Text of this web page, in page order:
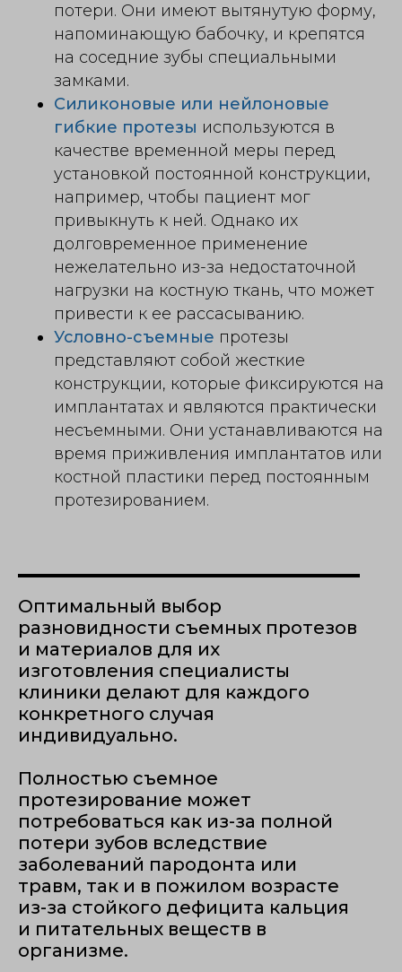
потери. Они имеют вытянутую форму,
напоминающую бабочку, и крепятся
на соседние зубы специальными
замками.
Силиконовые или нейлоновые
гибкие протезы используются в
качестве временной меры перед
установкой постоянной конструкции,
например, чтобы пациент мог
привыкнуть к ней. Однако их
долговременное применение
нежелательно из-за недостаточной
нагрузки на костную ткань, что может
привести к ее рассасыванию.
Условно-съемные протезы
представляют собой жесткие
конструкции, которые фиксируются на
имплантатах и являются практически
несъемными. Они устанавливаются на
время приживления имплантатов или
костной пластики перед постоянным
протезированием.
Оптимальный выбор
разновидности съемных протезов
и материалов для их
изготовления специалисты
клиники делают для каждого
конкретного случая
индивидуально.
Полностью съемное
протезирование может
потребоваться как из-за полной
потери зубов вследствие
заболеваний пародонта или
травм, так и в пожилом возрасте
из-за стойкого дефицита кальция
и питательных веществ в
организме.